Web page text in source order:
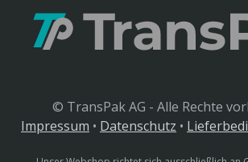
© TransPak AG - Alle Rechte
Impressum • Datenschutz •